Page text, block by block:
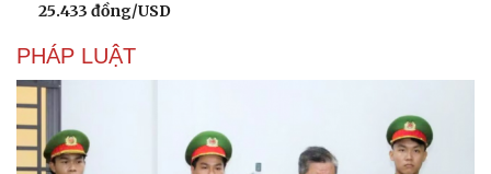
Văn hóa
Giải trí
25.433 đồng/USD
PHÁP LUẬT